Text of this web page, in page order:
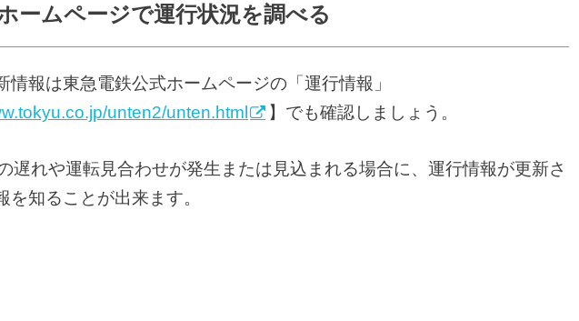
ームページで運行状況を調べる
情報は東急電鉄公式ホームページの「運行情報」
unten2/unten.html 】でも確認しましょう。
遅れや運転見合わせが発生または見込まれる場合に、運行情報が更新さ
を知ることが出来ます。